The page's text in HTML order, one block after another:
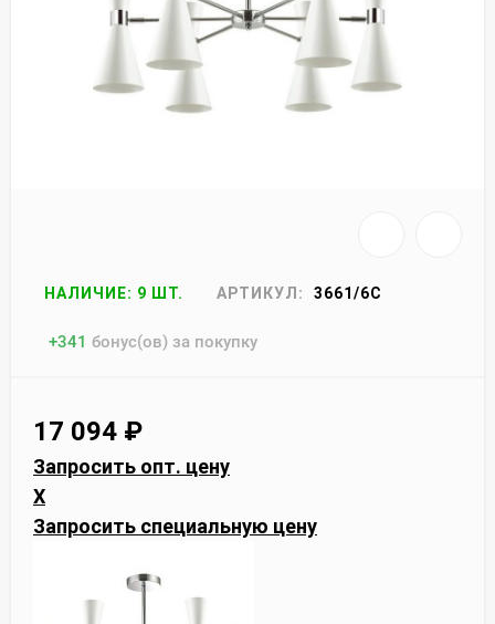
НАЛИЧИЕ: 9 ШТ. АРТИКУЛ: 3661/6C
+341 бонус(ов) за покупку
17 094 ₽
Запросить опт. цену
X
Запросить специальную цену